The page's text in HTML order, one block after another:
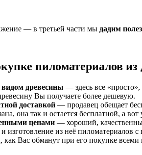
— в третьей части мы дадим
пиломатериалов из
древесины — здесь все
Вы получаете более дешевую.
доставкой — продавец обещает
она так и остается бесплатной, а
ценами — хороший,
изготовление из неё пиломатериалов
как Вас обманут при его покупке